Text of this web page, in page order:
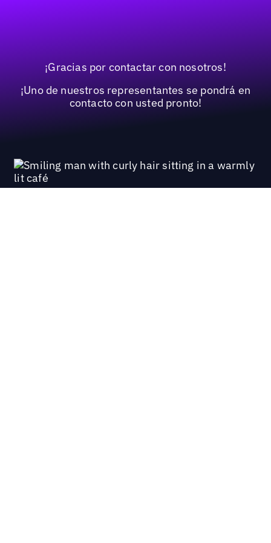
¡Gracias por contactar con nosotros!
¡Uno de nuestros representantes se pondrá en
contacto con usted pronto!